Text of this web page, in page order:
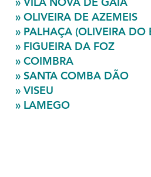
» OLIVEIRA DE AZEMEIS
» PALHAÇA (OLIVEIRA DO
» FIGUEIRA DA FOZ
» COIMBRA
» SANTA COMBA DÃO
» VISEU
» LAMEGO